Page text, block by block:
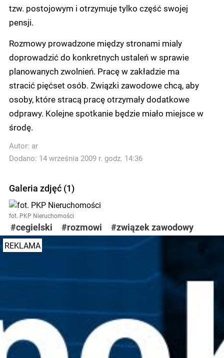
tzw. postojowym i otrzymuje tylko część swojej
pensji.
Rozmowy prowadzone między stronami mialy
doprowadzić do konkretnych ustaleń w sprawie
planowanych zwolnień. Pracę w zakładzie ma
stracić pięćset osób. Związki zawodowe chcą, aby
osoby, które stracą pracę otrzymały dodatkowe
odprawy. Kolejne spotkanie będzie miało miejsce w
środę.
Autor: ar
Dodano: 14 września 2009 r. godz. 14:36
Galeria zdjęć (1)
fot. PKP Nieruchomości
#cegielski #rozmowi #związek zawodowy
REKLAMA